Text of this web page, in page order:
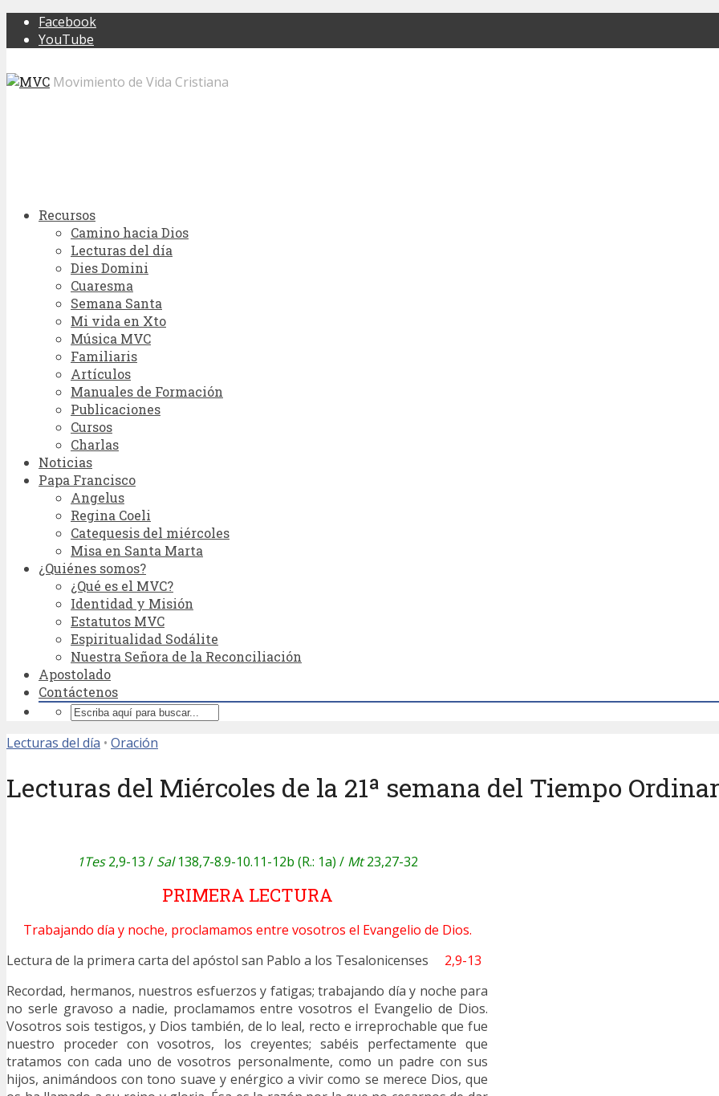
Facebook
YouTube
Movimiento de Vida Cristiana
Recursos
Camino hacia Dios
Lecturas del día
Dies Domini
Cuaresma
Semana Santa
Mi vida en Xto
Música MVC
Familiaris
Artículos
Manuales de Formación
Publicaciones
Cursos
Charlas
Noticias
Papa Francisco
Angelus
Regina Coeli
Catequesis del miércoles
Misa en Santa Marta
¿Quiénes somos?
¿Qué es el MVC?
Identidad y Misión
Estatutos MVC
Espiritualidad Sodálite
Nuestra Señora de la Reconciliación
Apostolado
Contáctenos
Lecturas del día • Oración
Lecturas del Miércoles de la 21ª semana del Tiempo
1Tes2,9-13 / Sal138,7-8.9-10.11-12b (R.: 1a) / Mt23,27-32
PRIMERA LECTURA
Trabajando día y noche, proclamamos entre vosotros el Evangelio de Dios.
Lectura de la primera carta del apóstol san Pablo a los Tesalonicenses 2,9-13
Recordad, hermanos, nuestros esfuerzos y fatigas; trabajando día y noche para
no serle gravoso a nadie, proclamamos entre vosotros el Evangelio de Dios.
Vosotros sois testigos, y Dios también, de lo leal, recto e irreprochable que fue
nuestro proceder con vosotros, los creyentes; sabéis perfectamente que
tratamos con cada uno de vosotros personalmente, como un padre con sus
hijos, animándoos con tono suave y enérgico a vivir como se merece Dios, que